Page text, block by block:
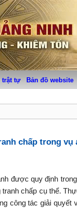
trật tự Bản đồ website
chấp trong vụ
được quy định
chấp cụ thể.
công tác giải quyết